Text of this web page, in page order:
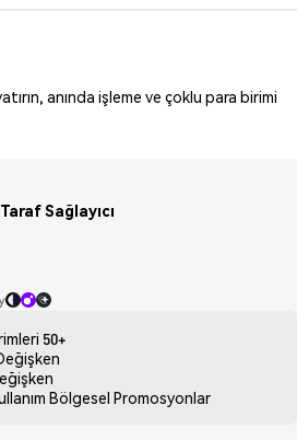
anında işleme ve çoklu para birimi
Sağlayıcı
50+
Bölgesel Promosyonlar